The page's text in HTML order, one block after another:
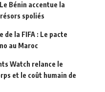
Bénin accentue la
spoliés
la FIFA : Le pacte
au Maroc
Watch relance le
et le coût humain de